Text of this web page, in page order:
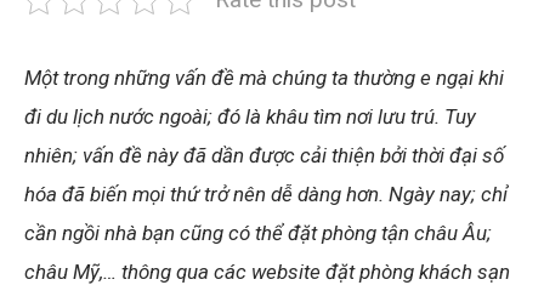
Một trong những vấn đề mà chúng ta thường e ngại khi
đi du lịch nước ngoài; đó là khâu tìm nơi lưu trú. Tuy
nhiên; vấn đề này đã dần được cải thiện bởi thời đại số
hóa đã biến mọi thứ trở nên dễ dàng hơn. Ngày nay; chỉ
cần ngồi nhà bạn cũng có thể đặt phòng tận châu Âu;
châu Mỹ,… thông qua các website đặt phòng khách sạn